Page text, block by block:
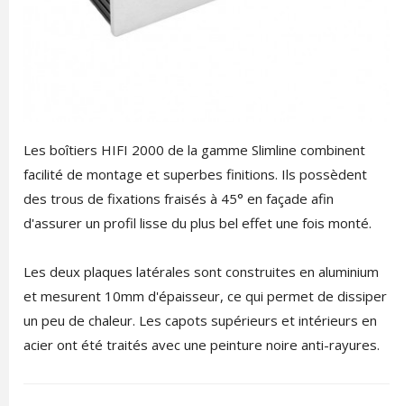
Les boîtiers HIFI 2000 de la gamme Slimline combinent
facilité de montage et superbes finitions. Ils possèdent
des trous de fixations fraisés à 45° en façade afin
d'assurer un profil lisse du plus bel effet une fois monté.
Les deux plaques latérales sont construites en aluminium
et mesurent 10mm d'épaisseur, ce qui permet de dissiper
un peu de chaleur. Les capots supérieurs et intérieurs en
acier ont été traités avec une peinture noire anti-rayures.